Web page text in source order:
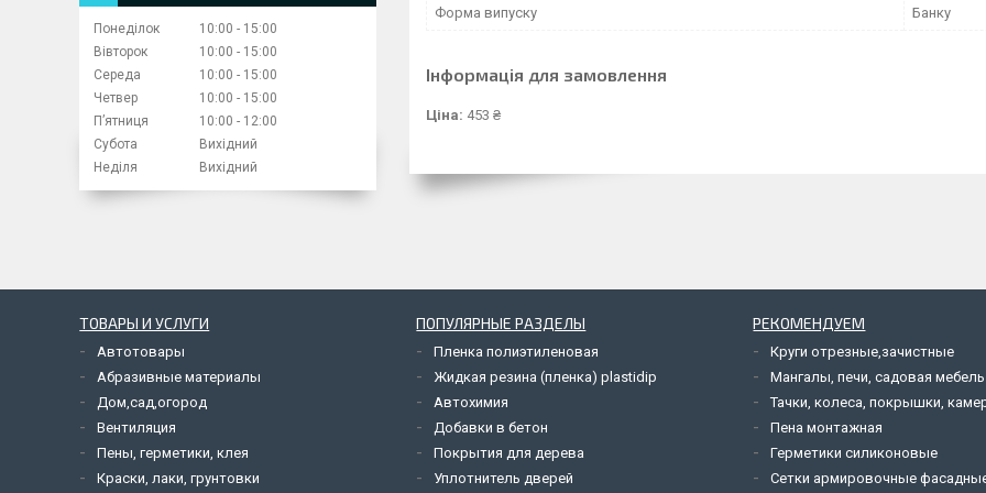
Форма випуску Банку
Інформація для замовлення
Ціна: 453 ₴
Понеділок 10:00
15:00
Вівторок
10:00
15:00
Середа
10:00
15:00
Четвер
10:00
15:00
Пʼятниця
10:00
12:00
Субота
Вихідний
Неділя
Вихідний
ТОВАРЫ И УСЛУГИ
Автотовары
Абразивные материалы
Дом,сад,огород
Вентиляция
Пены, герметики, клея
Краски, лаки, грунтовки
ПОПУЛЯРНЫЕ РАЗДЕЛЫ
Пленка полиэтиленовая
Жидкая резина (пленка) plastidip
Автохимия
Добавки в бетон
Покрытия для дерева
Уплотнитель дверей
РЕКОМЕНДУЕМ
Круги отрезные,зачистные
Мангалы, печи, садовая мебель
Тачки, колеса, покрышки,
Пена монтажная
Герметики силиконовые
Сетки армировочные